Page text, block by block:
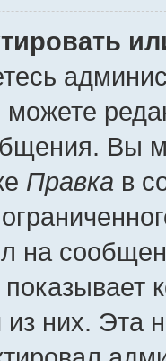
Вы
Правка в
на
них. Эта